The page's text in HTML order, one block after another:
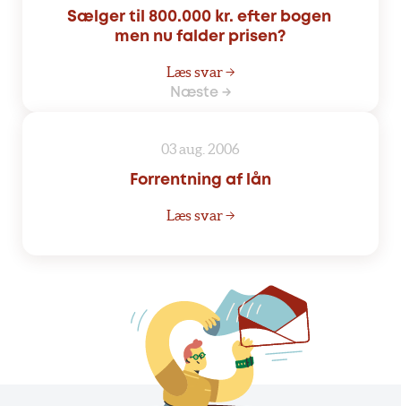
Sælger til 800.000 kr. efter bogen 
men nu falder prisen?
Læs svar →
Næste →
03 aug. 2006
Forrentning af lån
Læs svar →